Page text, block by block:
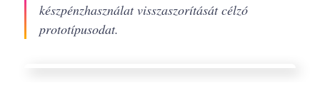
készpénzhasználat visszaszorítását célzó
prototípusodat.